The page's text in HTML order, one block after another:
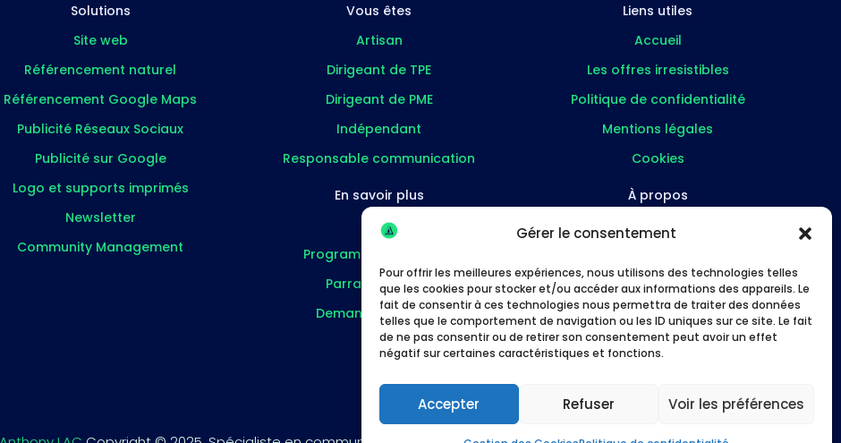
Gérer le consentement
Pour offrir les meilleures expériences, nous utilisons des technologies telles
que les cookies pour stocker et/ou accéder aux informations des appareils. Le
fait de consentir à ces technologies nous permettra de traiter des données
telles que le comportement de navigation ou les ID uniques sur ce site. Le fait
de ne pas consentir ou de retirer son consentement peut avoir un effet
négatif sur certaines caractéristiques et fonctions.
Accepter Refuser Voir les préférences
Solutions
Site web
Référencement naturel
Référencement Google Maps
Publicité Réseaux Sociaux
Publicité sur Google
Logo et supports imprimés
Newsletter
Community Management
Vous êtes
Artisan
Dirigeant de TPE
Dirigeant de PME
Indépendant
Responsable communication
En savoir plus
Blog
Programme partenaire
Parrainer un pro
Demander un devis
Liens utiles
Accueil
Les offres irresistibles
Politique de confidentialité
Mentions légales
Cookies
À propos
Études de cas
Me suivre